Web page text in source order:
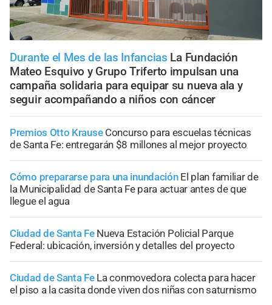
Durante el Mes de las Infancias La Fundación
Mateo Esquivo y Grupo Triferto impulsan una
campaña solidaria para equipar su nueva ala y
seguir acompañando a niños con cáncer
Premios Otto Krause Concurso para escuelas técnicas
de Santa Fe: entregarán $8 millones al mejor proyecto
Cómo prepararse para una inundación El plan familiar de
la Municipalidad de Santa Fe para actuar antes de que
llegue el agua
Ciudad de Santa Fe Nueva Estación Policial Parque
Federal: ubicación, inversión y detalles del proyecto
Ciudad de Santa Fe La conmovedora colecta para hacer
el piso a la casita donde viven dos niñas con saturnismo